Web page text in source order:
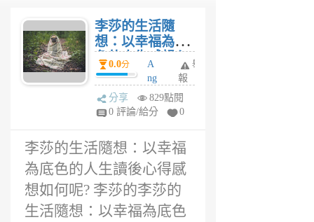
李莎的生活隨
想：以幸福為底
色的人生感想心
得?
0.0分
A
ng
le
6
舉
報
分享
829點閱
0 評論/給分
0
李莎的生活隨想：以幸福
為底色的人生讀後心得感
想如何呢? 李莎的李莎的
生活隨想：以幸福為底色